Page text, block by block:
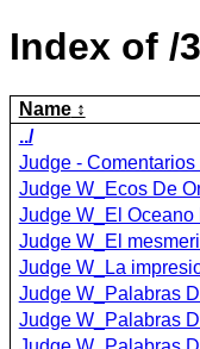
Index of /
Name
../
Judge - Comentarios
Judge W_Ecos De
Judge W_El Oceano
Judge W_El
Judge W_La
Judge W_Palabras
Judge W_Palabras